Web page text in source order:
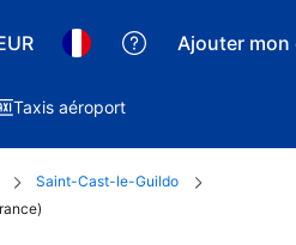
Ajouter
Taxis aéroport
Saint-Cast-le-Guildo